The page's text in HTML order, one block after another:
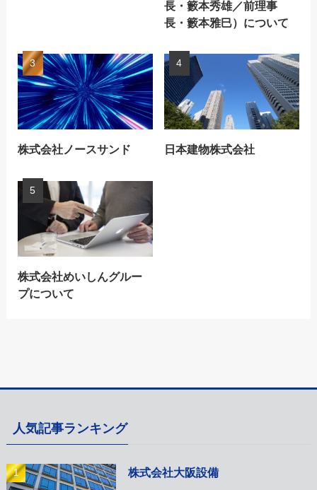
長・籔本秀雄／前理事
長・籔本雅巳）について
株式会社ノースサンド 日本建物株式会社
株式会社めいしんグルー
プについて
人気記事ランキング
株式会社大阪設備